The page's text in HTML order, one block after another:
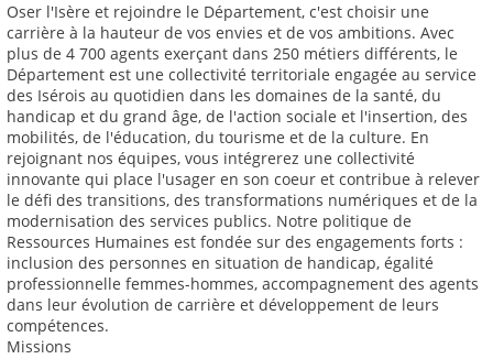
Oser l'Isère et rejoindre le Département, c'est choisir une
carrière à la hauteur de vos envies et de vos ambitions. Avec
plus de 4 700 agents exerçant dans 250 métiers différents, le
Département est une collectivité territoriale engagée au service
des Isérois au quotidien dans les domaines de la santé, du
handicap et du grand âge, de l'action sociale et l'insertion, des
mobilités, de l'éducation, du tourisme et de la culture. En
rejoignant nos équipes, vous intégrerez une collectivité
innovante qui place l'usager en son coeur et contribue à relever
le défi des transitions, des transformations numériques et de la
modernisation des services publics. Notre politique de
Ressources Humaines est fondée sur des engagements forts :
inclusion des personnes en situation de handicap, égalité
professionnelle femmes-hommes, accompagnement des agents
dans leur évolution de carrière et développement de leurs
compétences.
Missions